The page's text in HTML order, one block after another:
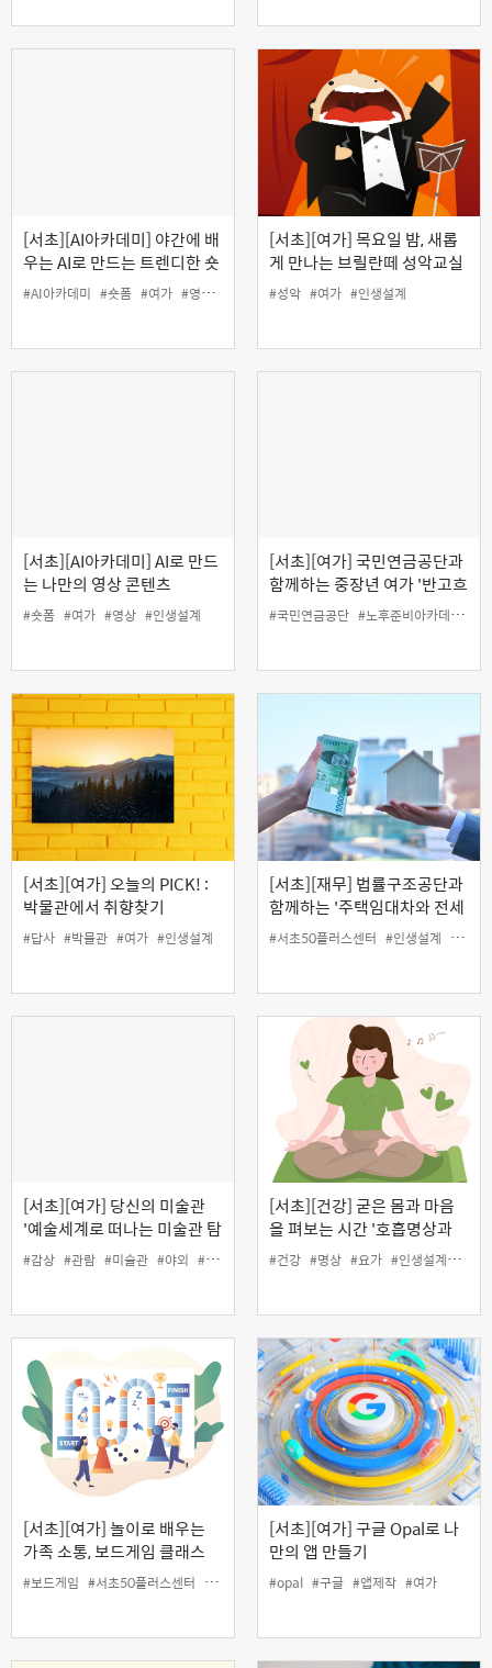
[서초][AI아카데미] 야간에 배
우는 AI로 만드는 트렌디한 숏
폼 콘텐츠 제작
#AI아카데미 #숏폼 #여가 #영상 #인생설계
[서초][여가] 목요일 밤, 새롭
게 만나는 브릴란떼 성악교실
#성악 #여가 #인생설계
[서초][AI아카데미] AI로 만드
는 나만의 영상 콘텐츠
#숏폼 #여가 #영상 #인생설계
[서초][여가] 국민연금공단과
함께하는 중장년 여가 '반고흐
따라 떠나는 프랑스 산책'
#국민연금공단 #노후준비아카데미
[서초][여가] 오늘의 PICK! :
박물관에서 취향찾기
#답사 #박물관 #여가 #인생설계
[서초][재무] 법률구조공단과
함께하는 '주택임대차와 전세
사기 피해예방' (온라인)
#서초50플러스센터 #인생설계 #재무
[서초][여가] 당신의 미술관
'예술세계로 떠나는 미술관 탐
방'
#감상 #관람 #미술관 #야외 #여가 #인생설계
[서초][건강] 굳은 몸과 마음
을 펴보는 시간 '호흡명상과
회복요가'
#건강 #명상 #요가 #인생설계 #호흡
[서초][여가] 놀이로 배우는
가족 소통, 보드게임 클래스
#보드게임 #서초50플러스센터 #소통 #여가 #인생설계
[서초][여가] 구글 Opal로 나
만의 앱 만들기
#opal #구글 #앱제작 #여가